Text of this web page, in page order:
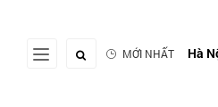
MỚI NHẤT Hà